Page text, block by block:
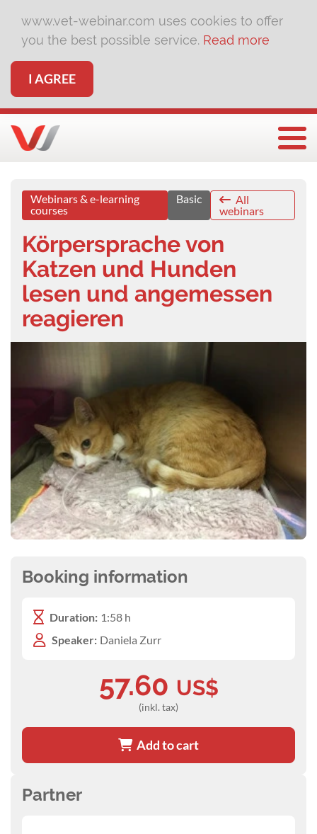
www.vet-webinar.com uses cookies to offer
you the best possible service. Read more
I AGREE
Webinars & e-learning
courses
Basic
All
webinars
Körpersprache von
Katzen und Hunden
lesen und angemessen
reagieren
Booking information
Duration: 1:58 h
Speaker: Daniela Zurr
57.60 US$
(inkl. tax)
Add to cart
Partner